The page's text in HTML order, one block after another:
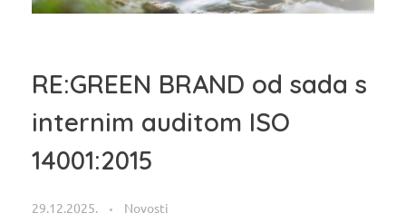
RE:GREEN BRAND od sada s
internim auditom ISO
14001:2015
29.12.2025. Novosti